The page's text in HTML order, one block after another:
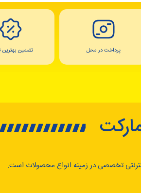
پرداخت در محل تضمین
تخصصی در زمینه انواع محصولات است.